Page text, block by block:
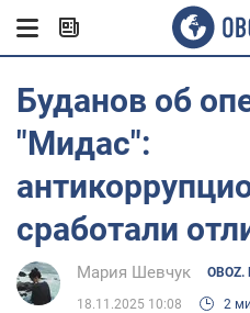
Буданов об
"Мидас":
сработали
Мария Шевчук
18.11.2025 10:08 2